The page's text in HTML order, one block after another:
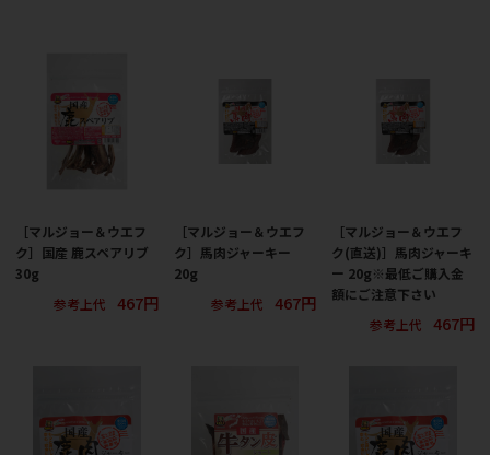
［マルジョー＆ウエフ
ク］国産 鹿スペアリブ
30g
参考上代
467円
［マルジョー＆ウエフ
ク］馬肉ジャーキー
20g
参考上代
467円
［マルジョー＆ウエフ
ク(直送)］馬肉ジャーキ
ー 20g※最低ご購入金
額にご注意下さい
参考上代
467円